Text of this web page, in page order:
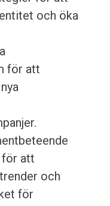
och öka
för att
för att
och
för